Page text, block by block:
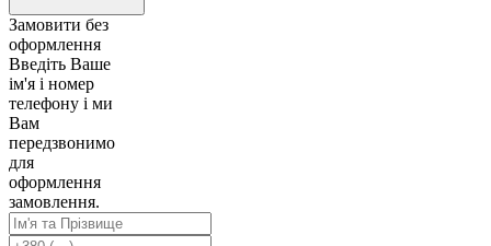
Замовити без
оформлення
Введіть Ваше
ім'я і номер
телефону і ми
Вам
передзвонимо
для
оформлення
замовлення.